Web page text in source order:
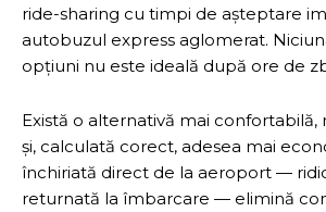
ride-sharing cu timpi de așteptare
autobuzul express aglomerat.
opțiuni nu este ideală după ore de
Există o alternativă mai confortabilă,
și, calculată corect, adesea mai
închiriată direct de la aeroport —
returnată la îmbarcare — elimină